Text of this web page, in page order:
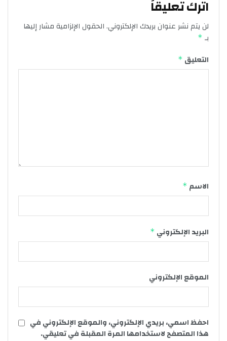
اترك تعليقاً
لن يتم نشر عنوان بريدك الإلكتروني.الحقول الإلزامية مشار إليها
بـ *
التعليق *
الاسم *
البريد الإلكتروني *
الموقع الإلكتروني
احفظ اسمي، بريدي الإلكتروني، والموقع الإلكتروني في
هذا المتصفح لاستخدامها المرة المقبلة في تعليقي.